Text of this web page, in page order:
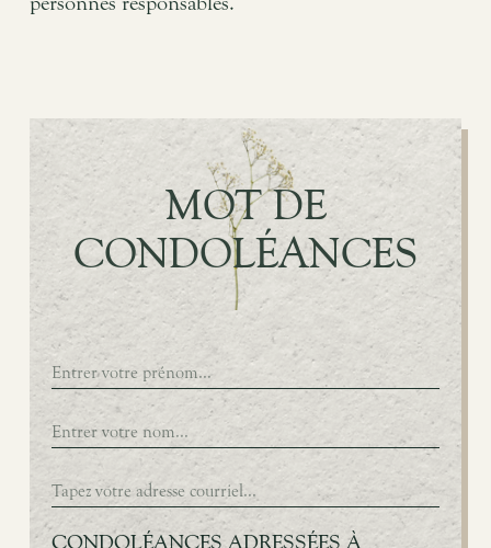
personnes responsables.
MOT DE
CONDOLÉANCES